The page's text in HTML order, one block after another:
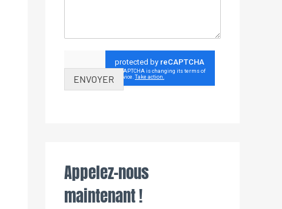
ENVOYER
Appelez-nous
maintenant !